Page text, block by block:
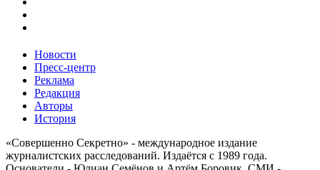
Новости
Пресс-центр
Реклама
Редакция
Авторы
История
«Совершенно Секретно» - международное издание
журналистских расследований. Издаётся с 1989 года.